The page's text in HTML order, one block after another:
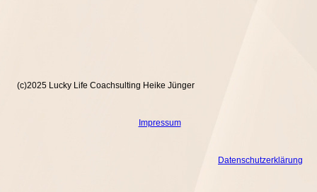
(c)2025 Lucky Life Coachsulting Heike Jünger
Impressum
Datenschutzerklärung